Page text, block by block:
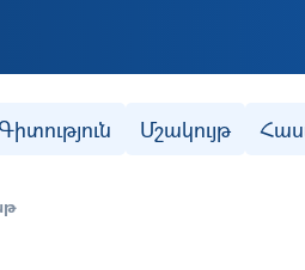
Գիտություն Մշակույթ